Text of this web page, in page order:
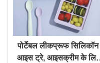
पोर्टेबल लीकप्रूफ सिलिकॉन
आइस ट्रे, आइसक्रीम के लिए